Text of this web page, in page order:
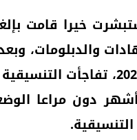
خيرا قامت
والدبلومات،
كل المنقبات العالقة في
اجتماع آخر، وظل الغموض